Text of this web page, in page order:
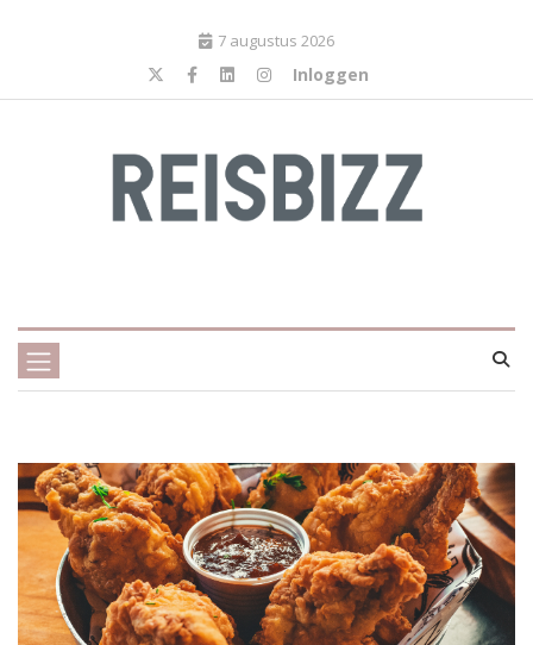
7 augustus 2026
Inloggen